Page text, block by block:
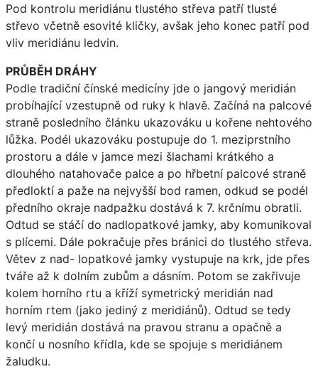
Pod kontrolu meridiánu tlustého střeva patří tlusté
střevo včetně esovité kličky, avšak jeho konec patří pod
vliv meridiánu ledvin.
PRŮBĚH DRÁHY
Podle tradiční čínské medicíny jde o jangový meridián
probíhající vzestupně od ruky k hlavě. Začíná na palcové
straně posledního článku ukazováku u kořene nehtového
lůžka. Podél ukazováku postupuje do 1. meziprstního
prostoru a dále v jamce mezi šlachami krátkého a
dlouhého natahovače palce a po hřbetní palcové straně
předloktí a paže na nejvyšší bod ramen, odkud se podél
předního okraje nadpažku dostává k 7. krčnímu obratli.
Odtud se stáčí do nadlopatkové jamky, aby komunikoval
s plícemi. Dále pokračuje přes bránici do tlustého střeva.
Větev z nad- lopatkové jamky vystupuje na krk, jde přes
tváře až k dolním zubům a dásním. Potom se zakřivuje
kolem horního rtu a kříží symetrický meridián nad
horním rtem (jako jediný z meridiánů). Odtud se tedy
levý meridián dostává na pravou stranu a opačně a
končí u nosního křídla, kde se spojuje s meridiánem
žaludku.